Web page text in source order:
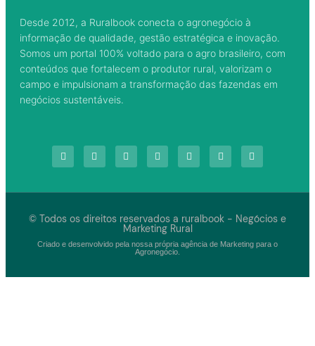
Desde 2012, a Ruralbook conecta o agronegócio à
informação de qualidade, gestão estratégica e inovação.
Somos um portal 100% voltado para o agro brasileiro, com
conteúdos que fortalecem o produtor rural, valorizam o
campo e impulsionam a transformação das fazendas em
negócios sustentáveis.
© Todos os direitos reservados a ruralbook - Negócios e
Marketing Rural
Criado e desenvolvido pela nossa própria agência de Marketing para o
Agronegócio.